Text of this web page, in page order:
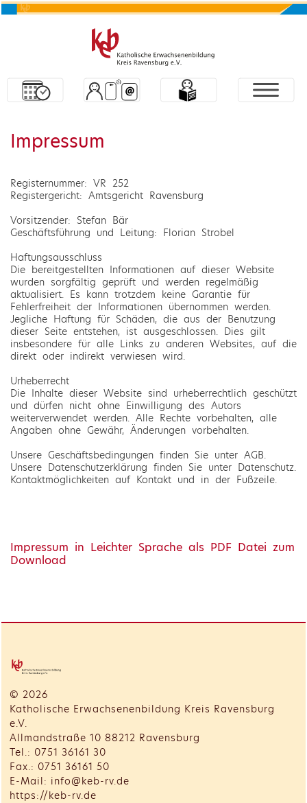
Impressum
Registernummer: VR 252
Registergericht: Amtsgericht Ravensburg
Vorsitzender: Stefan Bär
Geschäftsführung und Leitung: Florian Strobel
Haftungsausschluss
Die bereitgestellten Informationen auf dieser Website
wurden sorgfältig geprüft und werden regelmäßig
aktualisiert. Es kann trotzdem keine Garantie für
Fehlerfreiheit der Informationen übernommen werden.
Jegliche Haftung für Schäden, die aus der Benutzung
dieser Seite entstehen, ist ausgeschlossen. Dies gilt
insbesondere für alle Links zu anderen Websites, auf die
direkt oder indirekt verwiesen wird.
Urheberrecht
Die Inhalte dieser Website sind urheberrechtlich geschützt
und dürfen nicht ohne Einwilligung des Autors
weiterverwendet werden. Alle Rechte vorbehalten, alle
Angaben ohne Gewähr, Änderungen vorbehalten.
Unsere Geschäftsbedingungen finden Sie unter AGB.
Unsere Datenschutzerklärung finden Sie unter Datenschutz.
Kontaktmöglichkeiten auf Kontakt und in der Fußzeile.
Impressum in Leichter Sprache als PDF Datei zum
Download
© 2026
Katholische Erwachsenenbildung Kreis Ravensburg
e.V.
Allmandstraße 10 88212 Ravensburg
Tel.: 0751 36161 30
Fax.: 0751 36161 50
E-Mail: info@keb-rv.de
https://keb-rv.de